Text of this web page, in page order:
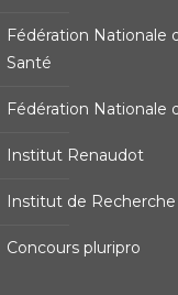
Fédération Nationale
Santé
Fédération Nationale
Institut Renaudot
Institut de Recherche
Concours pluripro